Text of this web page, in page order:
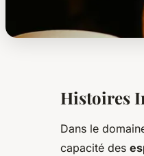
Histoires
Dans le
capacité des